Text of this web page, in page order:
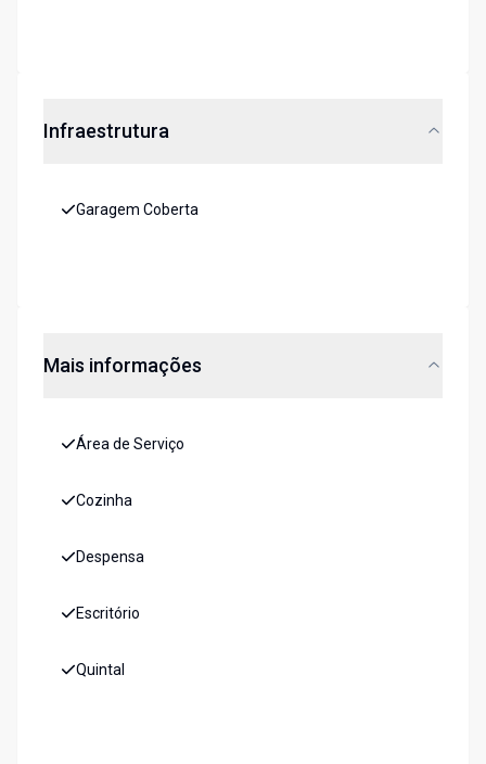
Infraestrutura
Garagem Coberta
Mais informações
Área de Serviço
Cozinha
Despensa
Escritório
Quintal